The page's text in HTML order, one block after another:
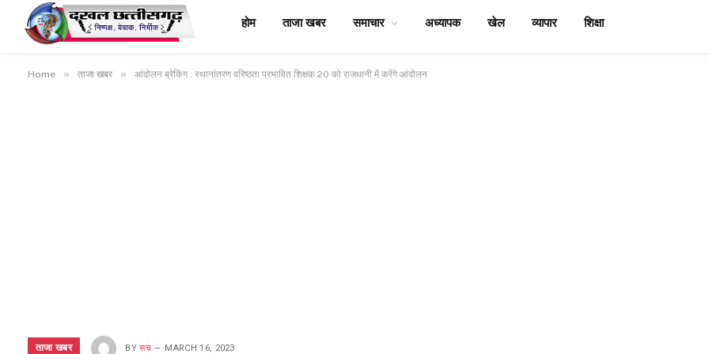
होम ताजा खबर समाचार अध्यापक खेल व्यापार शिक्षा
Home » ताजा खबर » आंदोलन ब्रेकिंग : स्थानांतरण वरिष्ठता प्रभावित शिक्षक 20 को राजधानी में करेंगे आंदोलन
ताजा खबर BY सच MARCH 16, 2023